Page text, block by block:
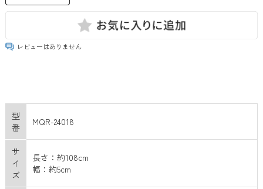
レビューはありません
型
番
MQR-24018
サ
イ
ズ
長さ：約108cm
幅：約5cm